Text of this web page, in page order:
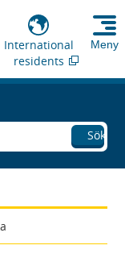
International
residents
Meny
Sök